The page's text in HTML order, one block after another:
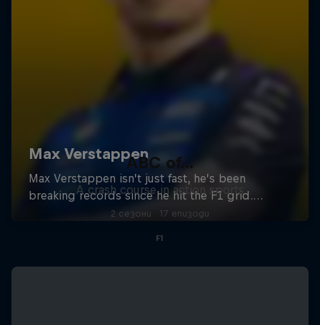
ABC of...
A crash course in action sports
2 сезони · 17 епизоди
F1